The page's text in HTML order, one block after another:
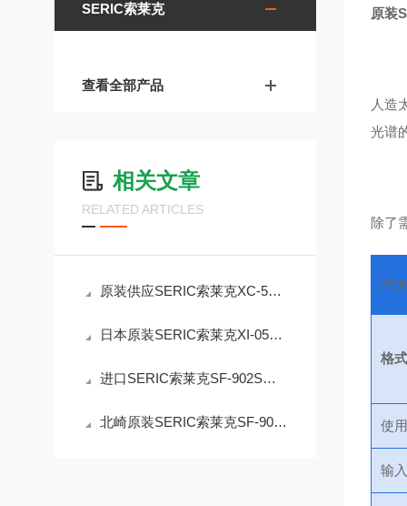
SERIC索莱克
查看全部产品
相关文章
RELATED ARTICLES
原装供应SERIC索莱克XC-500B太阳光照明灯
日本原装SERIC索莱克XI-05A1V2-L紧凑型太阳模拟器
进口SERIC索莱克SF-902S小型人工太阳照明灯
北崎原装SERIC索莱克SF-902W聚光式太阳灯
原装
人造
光谱
除了
用
格式
使
输